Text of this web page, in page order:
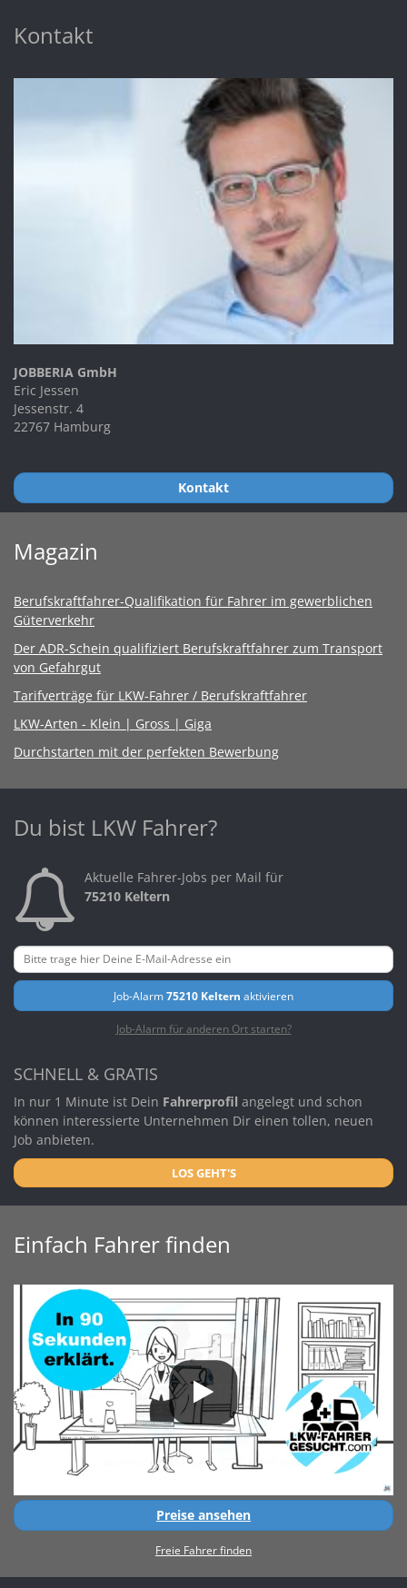
Kontakt
JOBBERIA GmbH
Eric Jessen
Jessenstr. 4
22767 Hamburg
Kontakt
Magazin
Berufskraftfahrer-Qualifikation für Fahrer im gewerblichen
Güterverkehr
Der ADR-Schein qualifiziert Berufskraftfahrer zum Transport
von Gefahrgut
Tarifverträge für LKW-Fahrer / Berufskraftfahrer
LKW-Arten - Klein | Gross | Giga
Durchstarten mit der perfekten Bewerbung
Du bist LKW Fahrer?
Aktuelle Fahrer-Jobs per Mail für
75210 Keltern
Job-Alarm75210 Keltern aktivieren
Job-Alarm für anderen Ort starten?
SCHNELL & GRATIS
In nur 1 Minute ist Dein Fahrerprofil angelegt und schon
können interessierte Unternehmen Dir einen tollen, neuen
Job anbieten.
LOS GEHT'S
Einfach Fahrer finden
Preise ansehen
Freie Fahrer finden